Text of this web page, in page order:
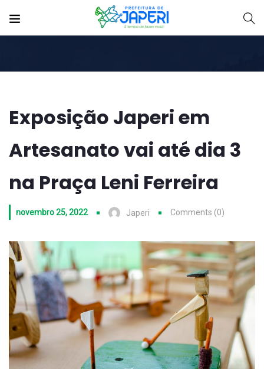
Exposição Japeri em
Artesanato vai até dia 3
na Praça Leni Ferreira
novembro 25, 2022 Japeri Comments (0)